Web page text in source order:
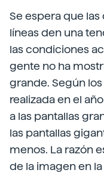
Se espera que las
líneas den una
las condiciones
gente no ha
grande. Según
realizada en el
a las pantallas
las pantallas
menos. La razón
de la imagen en